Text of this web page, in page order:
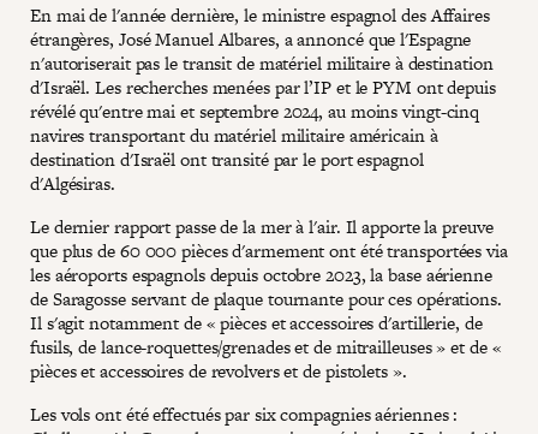
En mai de l'année dernière, le ministre espagnol des Affaires
étrangères, José Manuel Albares, a annoncé que l'Espagne
n'autoriserait pas le transit de matériel militaire à destination
d'Israël. Les recherches menées par l’IP et le PYM ont depuis
révélé qu'entre mai et septembre 2024, au moins vingt-cinq
navires transportant du matériel militaire américain à
destination d'Israël ont transité par le port espagnol
d'Algésiras.
Le dernier rapport passe de la mer à l'air. Il apporte la preuve
que plus de 60 000 pièces d'armement ont été transportées via
les aéroports espagnols depuis octobre 2023, la base aérienne
de Saragosse servant de plaque tournante pour ces opérations.
Il s'agit notamment de « pièces et accessoires d'artillerie, de
fusils, de lance-roquettes/grenades et de mitrailleuses » et de «
pièces et accessoires de revolvers et de pistolets ».
Les vols ont été effectués par six compagnies aériennes :